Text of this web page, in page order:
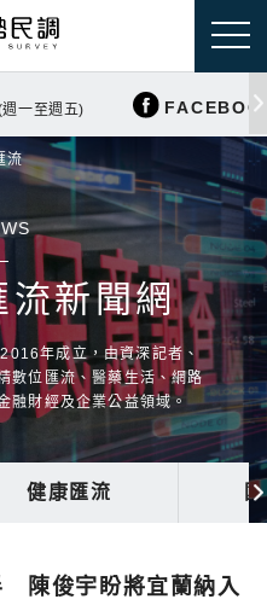
一至週五)
流
流新聞網
年成立，由資深記者、
數位匯流、醫藥生活、網路
融財經及企業公益領域。
健康匯流
陳俊宇盼將宜蘭納入